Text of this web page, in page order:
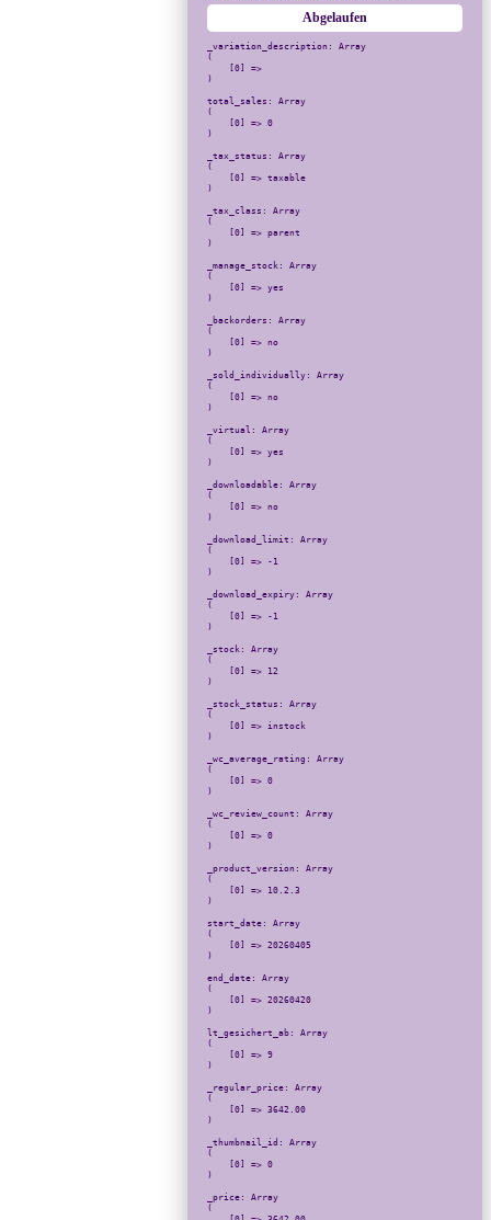
Abgelaufen
_variation_description: Array
(
    [0] =>
)
total_sales: Array
(
    [0] => 0
)
_tax_status: Array
(
    [0] => taxable
)
_tax_class: Array
(
    [0] => parent
)
_manage_stock: Array
(
    [0] => yes
)
_backorders: Array
(
    [0] => no
)
_sold_individually: Array
(
    [0] => no
)
_virtual: Array
(
    [0] => yes
)
_downloadable: Array
(
    [0] => no
)
_download_limit: Array
(
    [0] => -1
)
_download_expiry: Array
(
    [0] => -1
)
_stock: Array
(
    [0] => 12
)
_stock_status: Array
(
    [0] => instock
)
_wc_average_rating: Array
(
    [0] => 0
)
_wc_review_count: Array
(
    [0] => 0
)
_product_version: Array
(
    [0] => 10.2.3
)
start_date: Array
(
    [0] => 20260405
)
end_date: Array
(
    [0] => 20260420
)
lt_gesichert_ab: Array
(
    [0] => 9
)
_regular_price: Array
(
    [0] => 3642.00
)
_thumbnail_id: Array
(
    [0] => 0
)
_price: Array
(